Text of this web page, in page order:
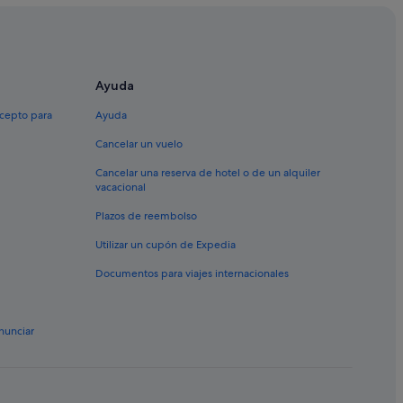
Sopelana
para
Ayuda
Ayuda
Cancelar un vuelo
Cancelar una reserva de hotel o de un alquiler
vacacional
Plazos de reembolso
Utilizar un cupón de Expedia
Documentos para viajes internacionales